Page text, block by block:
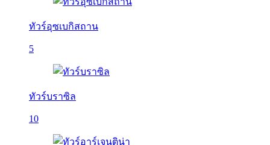
ทัวร์อุซเบกิสถาน
5
ทัวร์บราซิล
10